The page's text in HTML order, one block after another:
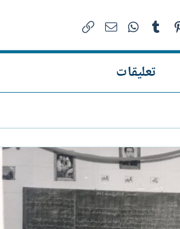
Pinterest
Tumblr
WhatsAppالبريد الإلكتروني
تعليقات